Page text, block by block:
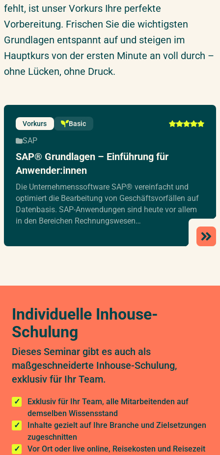
fehlt, ist unser Vorkurs Ihre perfekte
Vorbereitung. Frischen Sie die wichtigsten
Grundlagen entspannt auf und steigen im
Hauptkurs von der ersten Minute an voll durch –
ohne Lücken, ohne Druck.
Vorkurs Basic
SAP
SAP® Grundlagen – Einführung für
Anwender:innen
Die Unternehmenssoftware SAP® vereinfacht und
optimiert die Bearbeitung von Geschäftsvorfällen auf
Datenbasis. SAP-Anwendungen sind heute vor allem
in den Bereichen Rechnungswesen…
Individuelle Inhouse-
Schulung
Dieses Seminar gibt es auch als
maßgeschneiderte Inhouse-Schulung,
exklusiv für Ihr Team.
Exklusiv für Ihr Team, alle Mitarbeitenden auf
demselben Wissensstand
Inhalte gezielt auf Ihre Branche und Zielsetzungen
zugeschnitten
Vor Ort oder live online, Reisekosten und Reisezeit